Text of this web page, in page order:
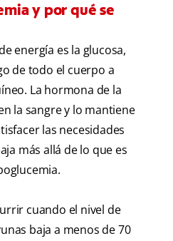
y por qué se
energía es la glucosa,
de todo el cuerpo a
La hormona de la
la sangre y lo mantiene
las necesidades
más allá de lo que es
cuando el nivel de
baja a menos de 70